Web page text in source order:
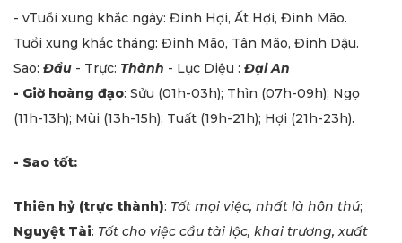
- vTuổi xung khắc ngày: Đinh Hợi, Ất Hợi, Đinh Mão.
Tuổi xung khắc tháng: Đinh Mão, Tân Mão, Đinh Dậu.
Sao: Đẩu - Trực: Thành - Lục Diệu : Đại An
- Giờ hoàng đạo: Sửu (01h-03h); Thìn (07h-09h); Ngọ
(11h-13h); Mùi (13h-15h); Tuất (19h-21h); Hợi (21h-23h).
- Sao tốt:
Thiên hỷ (trực thành): Tốt mọi việc, nhất là hôn thú;
Nguyệt Tài: Tốt cho việc cầu tài lộc, khai trương, xuất